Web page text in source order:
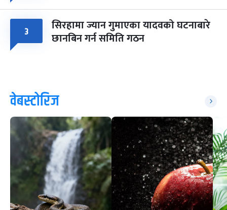
३ सिरहामा ज्यान गुमाएका यादवको घटनाबारे
छानबिन गर्न समिति गठन
वेबस्टोरिज